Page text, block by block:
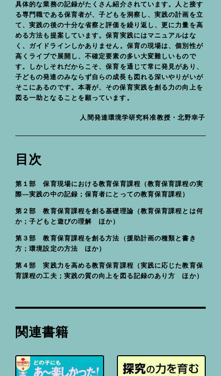
具体的な業務の記録がたくさん紹介されています。人と接す
る専門職である保育者が、子どもを洞察し、実践の計画を立
て、実践の後の十分な省察と評価を繰り返し、更に力量を高
める方法も提案しています。保育実践にはマニュアルはな
く、ガイドラインしかありません。保育の現場は、個別性が
高くライブで展開し、不確定要素の多い大変難しいもので
す。しかしそれだからこそ、保育を通じて常に発見があり、
子どもの発達のみならず自らの成長も図れる深いやりがいが
そこにあるのです。本著が、その保育実践を創る力の向上を
図る一助となることを願っています。
人間発達環境学研究科准教授・北野幸子
目次
第１部 保育現場における教育保育課程（教育保育課程の実
際—実践の中の記録；保育者にとっての教育保育課程）
第２部 教育保育課程を創る基礎理論（教育保育課程とは何
か；子どもと遊びの理解 ほか）
第３部 教育保育課程を創る方法（援助計画の種類と書き
方；環境設定の方法 ほか）
第４部 実践力を高める教育保育課程（実践に応じた教育保
育課程の工夫；実践の質の向上を図る記録のあり方 ほか）
関連書籍